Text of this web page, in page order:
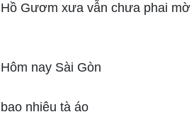
Hồ Gươm xưa vẫn chưa phai mờ
Hôm nay Sài Gòn
bao nhiêu tà áo